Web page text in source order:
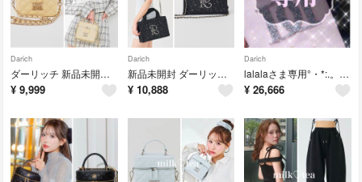
Darich
ダーリッチ 新品未開封 シルバーパーツ キルティングスクエアミニバッグ イエロー
¥ 9,999
Darich
新品未開封 ダーリッチ DRエンブロイダリービジューミニトートバッグ ブラック
¥ 10,888
Darich
lalalaさま専用°・*:.。.☆⟡.·
¥ 26,666